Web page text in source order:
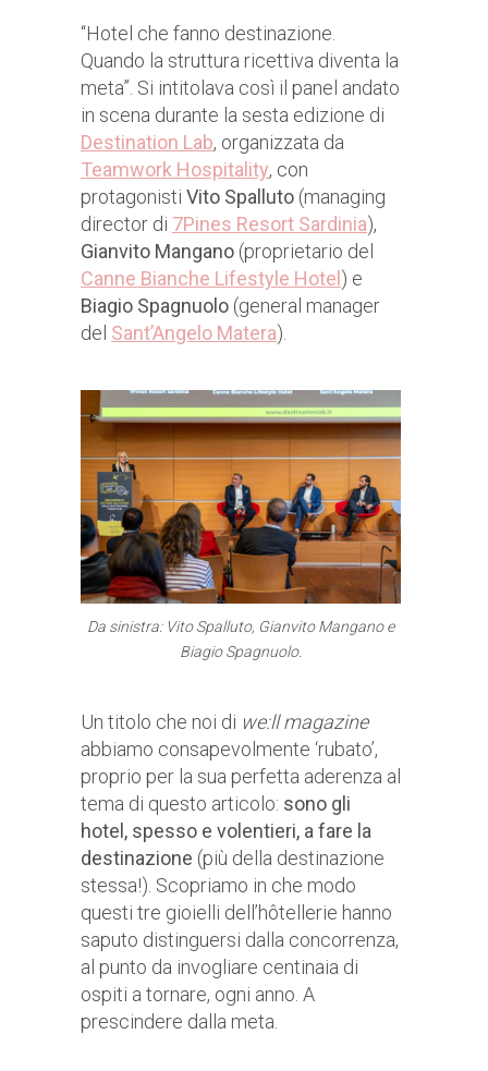
“Hotel che fanno destinazione.
Quando la struttura ricettiva diventa la
meta”. Si intitolava così il panel andato
in scena durante la sesta edizione di
Destination Lab, organizzata da
Teamwork Hospitality, con
protagonisti Vito Spalluto (managing
director di 7Pines Resort Sardinia),
Gianvito Mangano (proprietario del
Canne Bianche Lifestyle Hotel ) e
Biagio Spagnuolo (general manager
del Sant’Angelo Matera).
Da sinistra: Vito Spalluto, Gianvito Mangano e
Biagio Spagnuolo.
Un titolo che noi di we:ll magazine
abbiamo consapevolmente ‘rubato’,
proprio per la sua perfetta aderenza al
tema di questo articolo: sono gli
hotel, spesso e volentieri, a fare la
destinazione (più della destinazione
stessa!). Scopriamo in che modo
questi tre gioielli dell’hôtellerie hanno
saputo distinguersi dalla concorrenza,
al punto da invogliare centinaia di
ospiti a tornare, ogni anno. A
prescindere dalla meta.